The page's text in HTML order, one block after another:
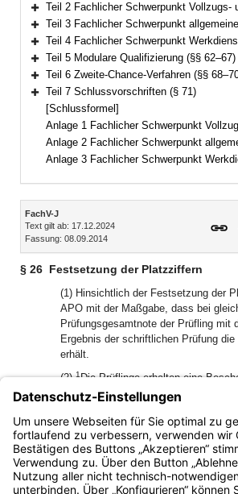
Bereich erweitern
Teil 2 Fachlicher Schwerpunkt Vollzugs- und
Bereich erweitern
Teil 3 Fachlicher Schwerpunkt allgemeiner
Bereich erweitern
Teil 4 Fachlicher Schwerpunkt
Bereich erweitern
Teil 5 Modulare Qualifizierung (§§ 62–67)
Bereich erweitern
Teil 6 Zweite-Chance-Verfahren (§§
Bereich erweitern
Teil 7 Schlussvorschriften (§ 71)
[Schlussformel]
Anlage 1 Fachlicher Schwerpunkt Vollzugs- und Verwaltungsdienst mit
Anlage 2 Fachlicher Schwerpunkt allgemeiner Vollzugsdienst mit
Anlage 3 Fachlicher Schwerpunkt Werkdienst mit Einstieg in
Inhalt
FachV-J
Text gilt ab: 17.12.2024
Fassung: 08.09.2014
§ 26 Festsetzung der Platzziffern
(1) Hinsichtlich der Festsetzung der
APO mit der Maßgabe, dass bei
Prüfungsgesamtnote der Prüfling mit
Ergebnis der schriftlichen Prüfung
erhält.
(2)1Die Prüflinge erhalten eine
Platzziffer, in der anzugeben ist, wie
Ergebnis erzielt und wie viele die
2Wird die gleiche Platzziffer an
ist auch deren Zahl anzugeben.
Bayern.de